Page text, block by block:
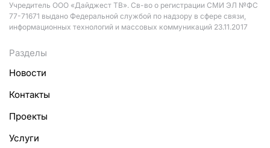
Учредитель ООО «Дайджест ТВ». Св-во о регистрации СМИ ЭЛ №ФС
77-71671 выдано Федеральной службой по надзору в сфере связи,
информационных технологий и массовых коммуникаций 23.11.2017
Разделы
Новости
Контакты
Проекты
Услуги